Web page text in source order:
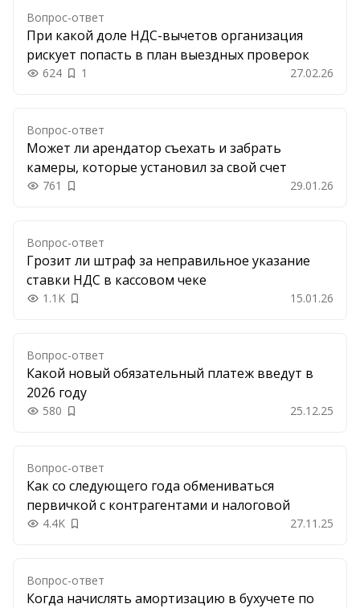
Вопрос-ответ
При какой доле НДС-вычетов организация
рискует попасть в план выездных проверок
624 1 27.02.26
Вопрос-ответ
Может ли арендатор съехать и забрать
камеры, которые установил за свой счет
761 Добавить в закладки 29.01.26
Вопрос-ответ
Грозит ли штраф за неправильное указание
ставки НДС в кассовом чеке
1.1K Добавить в закладки 15.01.26
Вопрос-ответ
Какой новый обязательный платеж введут в
2026 году
580 Добавить в закладки 25.12.25
Вопрос-ответ
Как со следующего года обмениваться
первичкой с контрагентами и налоговой
4.4K Добавить в закладки 27.11.25
Вопрос-ответ
Когда начислять амортизацию в бухучете по